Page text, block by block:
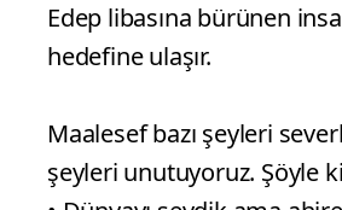
Edep libasına bürünen
hedefine ulaşır.
Maalesef bazı şeyleri
şeyleri unutuyoruz. Şöyle